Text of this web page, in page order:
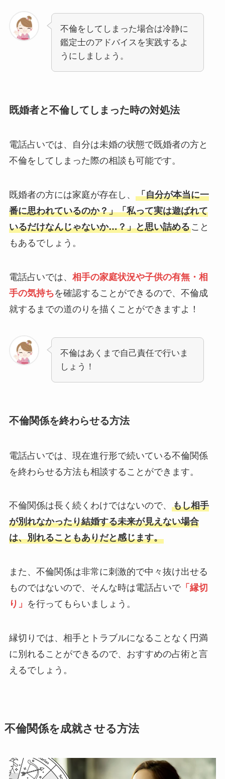
不倫をしてしまった場合は冷静に
鑑定士のアドバイスを実践するよ
うにしましょう。
既婚者と不倫してしまった時の対処法
電話占いでは、自分は未婚の状態で既婚者の方と
不倫をしてしまった際の相談も可能です。
既婚者の方には家庭が存在し、 「自分が本当に一
番に思われているのか？」「私って実は遊ばれて
いるだけなんじゃないか…？」と思い詰めること
もあるでしょう。
電話占いでは、 相手の家庭状況や子供の有無・相
手の気持ちを確認することができるので、不倫成
就するまでの道のりを描くことができますよ！
不倫はあくまで自己責任で行いま
しょう！
不倫関係を終わらせる方法
電話占いでは、現在進行形で続いている不倫関係
を終わらせる方法も相談することができます。
不倫関係は長く続くわけではないので、 もし相手
が別れなかったり結婚する未来が見えない場合
は、別れることもありだと感じます。
また、不倫関係は非常に刺激的で中々抜け出せる
ものではないので、そんな時は電話占いで「縁切
り」 を行ってもらいましょう。
縁切りでは、相手とトラブルになることなく円満
に別れることができるので、おすすめの占術と言
えるでしょう。
不倫関係を成就させる方法